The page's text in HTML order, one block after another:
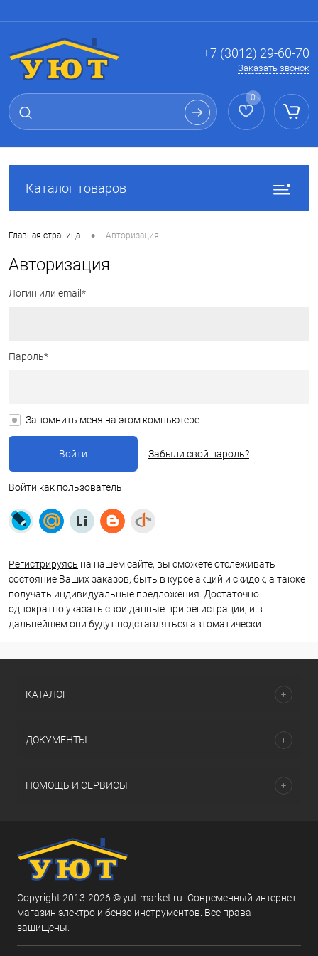
+7 (3012) 29-60-70
Заказать звонок
0
Каталог товаров
Главная страница • Авторизация
Авторизация
Логин или email*
Пароль*
Запомнить меня на этом компьютере
Забыли свой пароль?
Войти как пользователь
Регистрируясь на нашем сайте, вы сможете отслеживать
состояние Ваших заказов, быть в курсе акций и скидок, а также
получать индивидуальные предложения. Достаточно
однократно указать свои данные при регистрации, и в
дальнейшем они будут подставляться автоматически.
КАТАЛОГ
ДОКУМЕНТЫ
ПОМОЩЬ И СЕРВИСЫ
Copyright 2013-2026 © yut-market.ru -Современный интернет-
магазин электро и бензо инструментов. Все права
защищены.